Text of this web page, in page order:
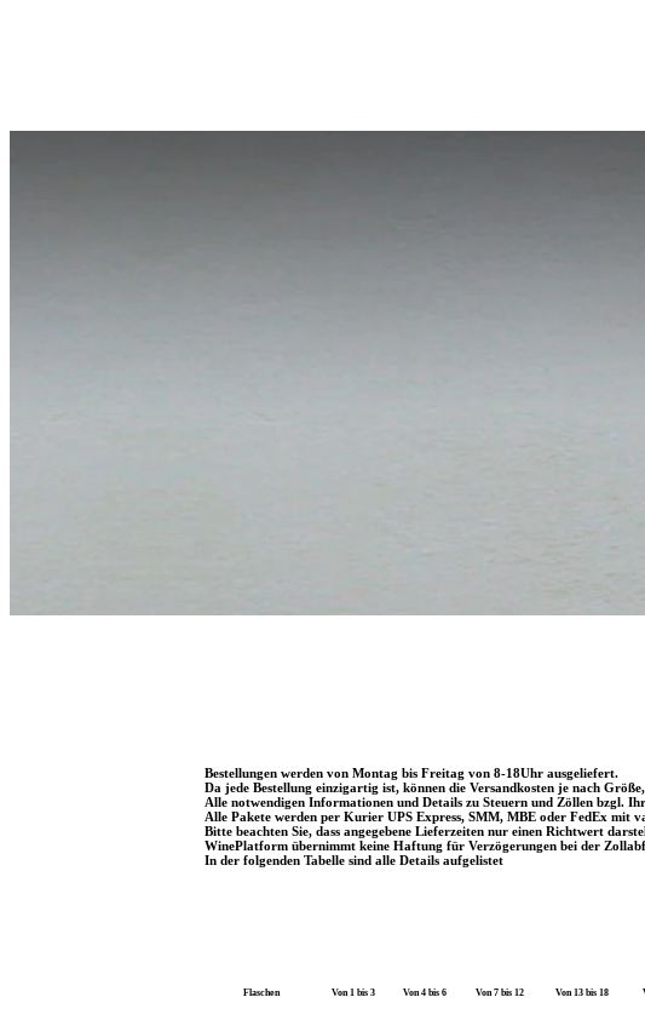
Bestellungen werden von Montag bis Freitag von 8-18Uhr ausgeliefert.
Da jede Bestellung einzigartig ist, können die Versandkosten je nach
Alle notwendigen Informationen und Details zu Steuern und Zöllen bzgl.
Alle Pakete werden per Kurier UPS Express, SMM, MBE oder FedEx mit
Bitte beachten Sie, dass angegebene Lieferzeiten nur einen Richtwert
WinePlatform übernimmt keine Haftung für Verzögerungen bei der
In der folgenden Tabelle sind alle Details aufgelistet
Flaschen Von 1 bis 3 Von 4 bis 6 Von 7 bis 12 Von 13 bis 18